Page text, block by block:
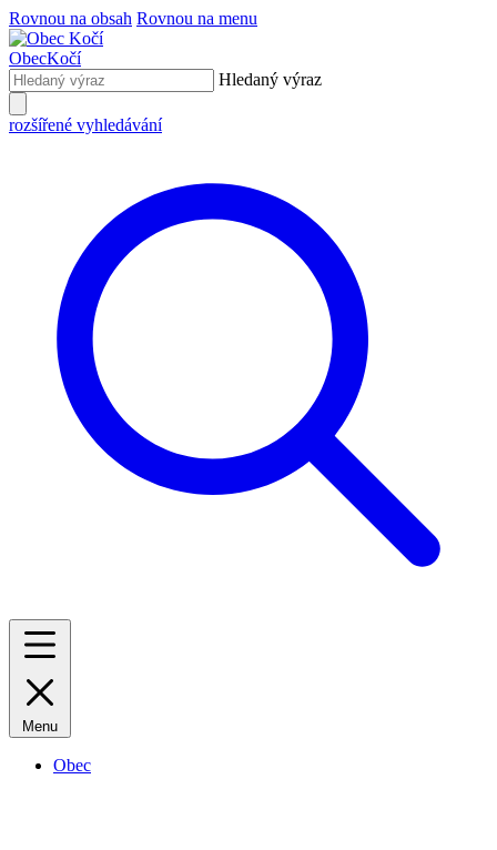
Rovnou na obsah Rovnou na menu
ObecKočí
Hledaný výraz
rozšířené vyhledávání
Menu
Obec